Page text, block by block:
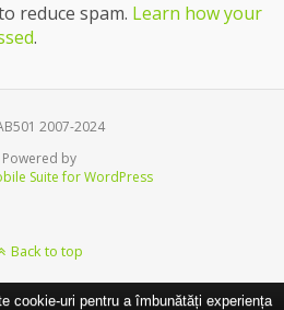
reduce spam. Learn how your
.
2007-2024
Powered by
Suite for WordPress
Back to top
cookie-uri pentru a îmbunătăți experiența